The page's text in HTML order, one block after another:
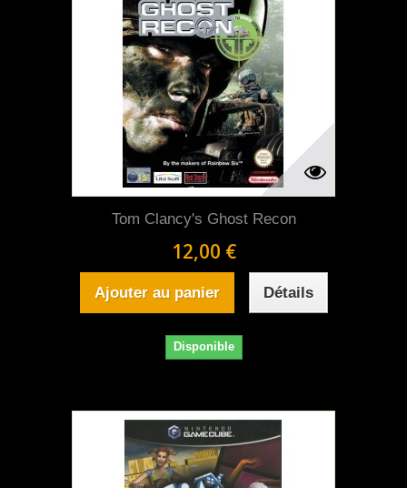
Tom Clancy's Ghost Recon
12,00 €
Ajouter au panier Détails
Disponible